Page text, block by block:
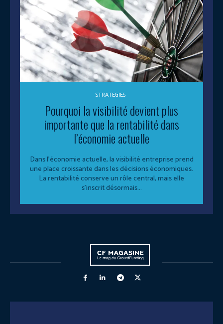
STRATEGIES
Pourquoi la visibilité devient plus
importante que la rentabilité dans
l’économie actuelle
Dans l’économie actuelle, la visibilité entreprise prend
une place croissante dans les décisions économiques.
La rentabilité conserve un rôle central, mais elle
s’inscrit désormais...